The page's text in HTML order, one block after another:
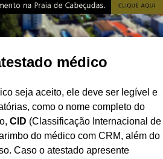
médico
seja aceito, ele deve ser legível e
como o nome completo do
CID (Classificação Internacional de
do médico com CRM, além do
Caso o atestado apresente